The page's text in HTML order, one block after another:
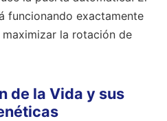
funcionando exactamente
la rotación de
de la Vida y sus